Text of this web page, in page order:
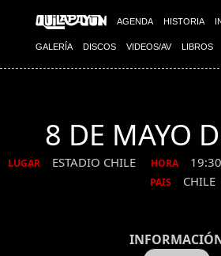
AGENDA HISTORIA
GALERÍA DISCOS VIDEOS/AV LIBROS
8 DE MAYO
LUGAR ESTADIO CHILE HORA 19:30
PAIS CHILE